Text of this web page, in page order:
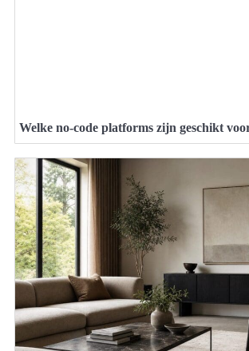
Welke no-code platforms zijn geschikt